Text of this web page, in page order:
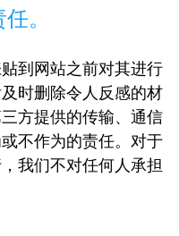
。
到网站之前对其进行
时删除令人反感的材
方提供的传输、通信
不作为的责任。对于
我们不对任何人承担